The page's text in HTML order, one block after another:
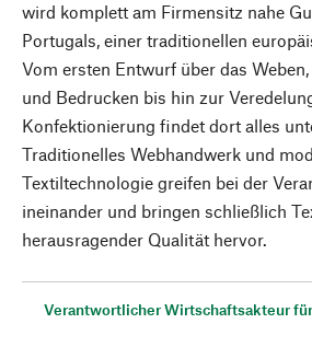
wird komplett am Firmensitz nahe
Portugals, einer traditionellen
Vom ersten Entwurf über das
und Bedrucken bis hin zur
Konfektionierung findet dort alles
Traditionelles Webhandwerk und
Textiltechnologie greifen bei der
ineinander und bringen schließlich
herausragender Qualität hervor.
Verantwortlicher Wirtschaftsakteur